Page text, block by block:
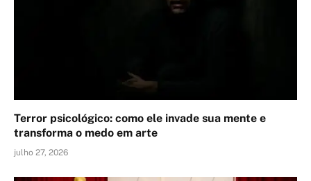
Terror psicológico: como ele invade sua mente e
transforma o medo em arte
julho 27, 2026